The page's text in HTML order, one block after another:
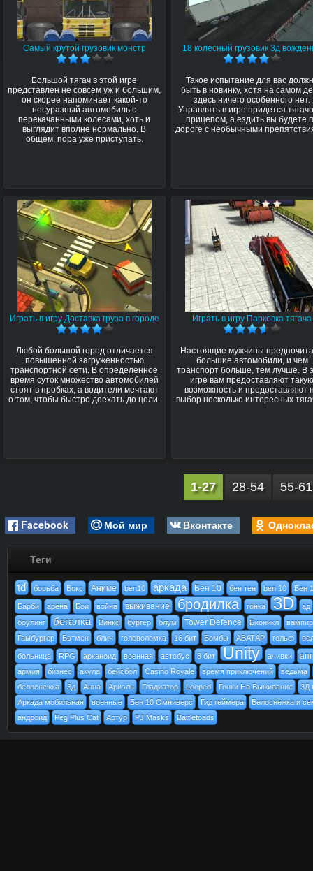
Самый крутой грузовик монстр
Большой тягач в этой игре
представлен не совсем уж и большим,
он скорее напоминает какой-то
несуразный автомобиль с
перекачанными колесами, хоть и
выглядит вполне нормально. В
общем, пора уже приступать.
18 колесный грузовик 3д
Такое испытание для вас
быть в новинку, хотя на самом
здесь ничего особенного нет.
Управлять в игре придется
прицепом, а ездить вы будете
дороге с необычными
Играть в игру Доставка груза в городе
Любой большой город отличается
повышенной загруженностью
транспортной сети. В определенное
время суток множество автомобилей
стоят в пробках, а водители мечтают
о том, чтобы быстро доехать до цели.
Играть в игру Парковка тягача
Настоящие мужчины
большие автомобили, и чем
транспорт больше, тем лучше. В
игре вам предоставляют
возможность и предоставляют
выбор несколько интересных
1-27 28-54 55-61
Facebook Мой мир Вконтакте
Теги
td борьба Бокс Аниме ben10 аркада Бен 10 бен тен ben 10 Бен
Барби арена Бои война выживание бродилка гонка 3D
ад
боулинг
бегалка Винкс бургер блум Tower Defence Бионикл
Гамбургер
Бэтмен блич головоломка 16 бит Бомбы АВАТАР гольф
больница RPG арканоид военная автобус 8 бит Unity ачивки
армия бизнес акула бейсбол Casino Royale время приключений
ведьма
белоснежка
3д Анна Ариэль Гладиатор Looped Гонки На Выживание
3Д
Аркада мобильная
военные Бен 10 Омниверс Гид геймера
Белоснежка и
андроид
Peg Plus Cat Артур PJ Masks Battletoads